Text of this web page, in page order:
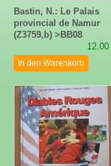
Bastin, N.: Le Palais
provincial de Namur
(Z3759,b) >BB08
12.00
In den Warenkorb